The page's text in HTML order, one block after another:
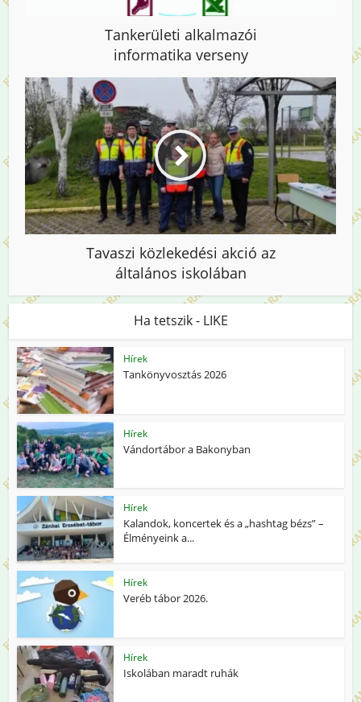
Tankerületi alkalmazói
informatika verseny
Tavaszi közlekedési akció az
általános iskolában
Ha tetszik - LIKE
Hírek
Tankönyvosztás 2026
Hírek
Vándortábor a Bakonyban
Hírek
Kalandok, koncertek és a „hashtag bézs” –
Élményeink a...
Hírek
Veréb tábor 2026.
Hírek
Iskolában maradt ruhák